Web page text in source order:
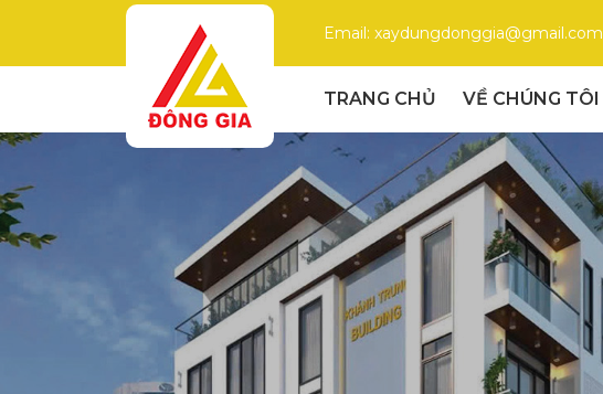
Xây
Uy
Tín,
Chất
Email: xaydungdonggia@gmail.com
TRANG CHỦ VỀ CHÚNG TÔI